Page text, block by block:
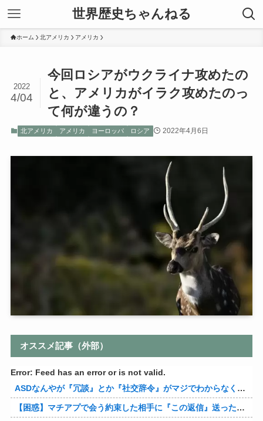
世界歴史ちゃんねる
ホーム 北アメリカ アメリカ
今回ロシアがウクライナ攻めたの
と、アメリカがイラク攻めたのっ
て何が違うの？
2022
4/04
北アメリカ アメリカ ヨーロッパ ロシア 2022年4月6日
オススメ記事（外部）
Error: Feed has an error or is not valid.
ASDなんやが『冗談』とか『社交辞令』がマジでわからなくて怖い
【困惑】マチアプで会う約束した相手に『この返信』送ったらブロックされたんやが…